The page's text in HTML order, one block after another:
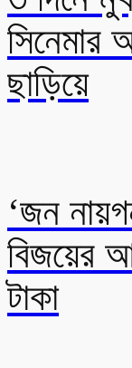
সিনেমার
ছাড়িয়ে
‘জন
বিজয়ের
টাকা